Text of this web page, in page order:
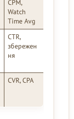
CPM,
Watch
Time Avg
CTR,
збережен
ня
CVR, CPA